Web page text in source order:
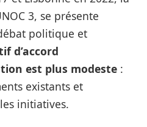
3, se présente
politique et
d’accord
est plus modeste :
existants et
initiatives.